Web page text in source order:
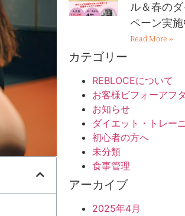
ル＆春の
ペーン実施
Read More »
カテゴリー
REBLOCEについて
お客様ビフォーアフ
お知らせ
ダイエット・トレー
初心者の方へ
未分類
食事管理
アーカイブ
2025年4月